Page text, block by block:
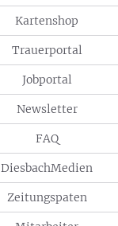
Kartenshop
Trauerportal
Jobportal
Newsletter
FAQ
DiesbachMedien
Zeitungspaten